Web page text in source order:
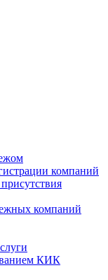
компаний
компаний
КИК